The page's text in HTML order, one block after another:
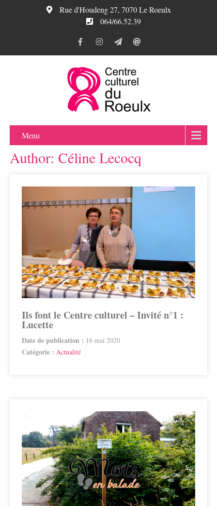
Rue d'Houdeng 27, 7070 Le Roeulx
064/66.52.39
Menu
Author: Céline Lecocq
Ils font le Centre culturel – Invité n°1 :
Lucette
Date de publication : 16 mai 2020
Catégorie : Actualité